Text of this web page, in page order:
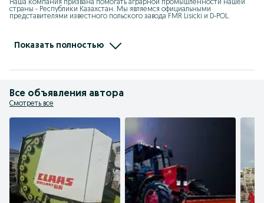
Наша компания призвана помогать аграрной промышленности нашей
страны - Республики Казахстан. Мы являемся официальными
представителями известного польского завода FMR Lisicki и D-POL.
компании пользоваться отличной репутацией на протяжении 8 лет!
Показать полностью
Все объявления автора
Смотреть все